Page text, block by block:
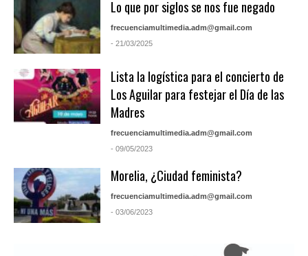
Lo que por siglos se nos fue negado
frecuenciamultimedia.adm@gmail.com
- 21/03/2025
Lista la logística para el concierto de
Los Aguilar para festejar el Día de las
Madres
frecuenciamultimedia.adm@gmail.com
- 09/05/2023
Morelia, ¿Ciudad feminista?
frecuenciamultimedia.adm@gmail.com
- 03/06/2023